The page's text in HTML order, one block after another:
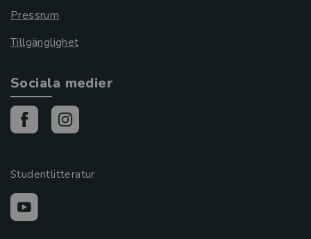
Pressrum
Tillgänglighet
Sociala medier
Studentlitteratur